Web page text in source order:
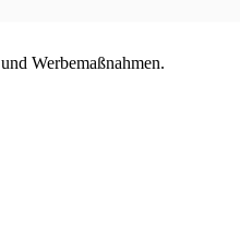
Werbemaßnahmen.